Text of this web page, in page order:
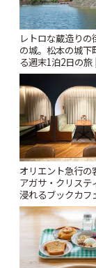
レトロな蔵造り
の城。松本の城下
る週末1泊2日の
オリエント急行
アガサ・クリステ
浸れるブックカフ
ンクリスティ」 |